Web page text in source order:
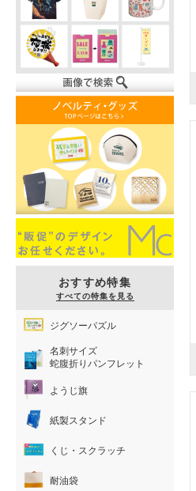
おすすめ特集
すべての特集を見る
ジグソーパズル
名刺サイズ
蛇腹折りパンフレット
ようじ旗
紙製スタンド
くじ・スクラッチ
耐油袋